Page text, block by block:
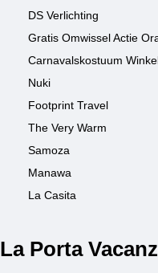
DS Verlichting
Gratis Omwissel Actie
Carnavalskostuum
Nuki
Footprint Travel
The Very Warm
Samoza
Manawa
La Casita
La Porta